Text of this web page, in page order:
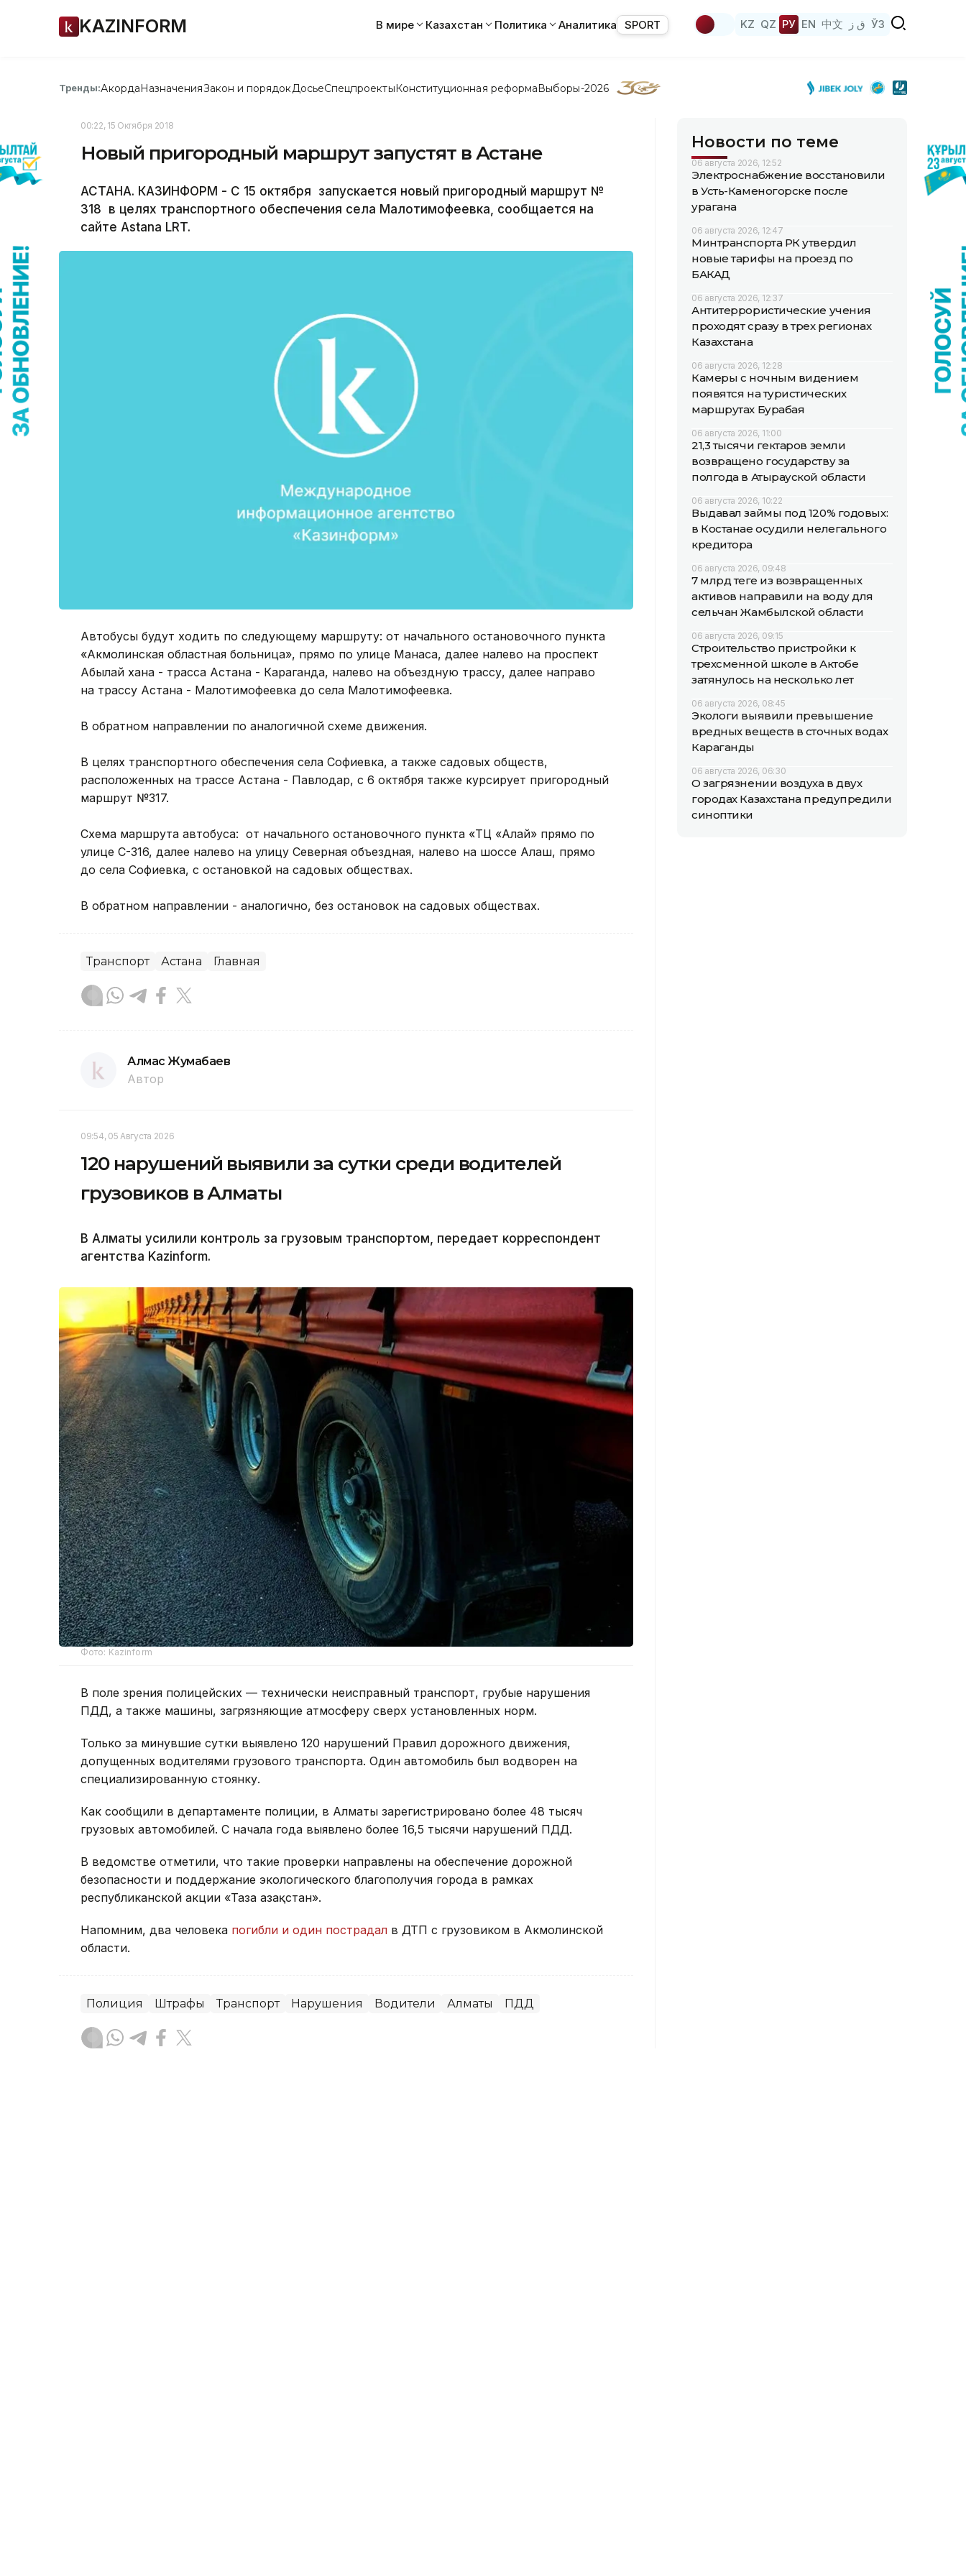
KAZINFORM В мире Казахстан Политика Аналитика SPORT KZ QZ РУ EN 中文 ق ز ЎЗ
Тренды:АкордаНазначенияЗакон и порядок ДосьеСпецпроектыКонституционная реформаВыборы-2026
00:22, 15 Октября 2018
Новый пригородный маршрут запустят в Астане
АСТАНА. КАЗИНФОРМ - С 15 октября запускается новый пригородный маршрут №
318 в целях транспортного обеспечения села Малотимофеевка, сообщается на
сайте Astana LRT.
Автобусы будут ходить по следующему маршруту: от начального остановочного пункта
«Акмолинская областная больница», прямо по улице Манаса, далее налево на проспект
Абылай хана - трасса Астана - Караганда, налево на объездную трассу, далее направо
на трассу Астана - Малотимофеевка до села Малотимофеевка.
В обратном направлении по аналогичной схеме движения.
В целях транспортного обеспечения села Софиевка, а также садовых обществ,
расположенных на трассе Астана - Павлодар, с 6 октября также курсирует пригородный
маршрут №317.
Схема маршрута автобуса: от начального остановочного пункта «ТЦ «Алай» прямо по
улице С-316, далее налево на улицу Северная объездная, налево на шоссе Алаш, прямо
до села Софиевка, с остановкой на садовых обществах.
В обратном направлении - аналогично, без остановок на садовых обществах.
Транспорт Астана Главная
Алмас Жумабаев
Автор
09:54, 05 Августа 2026
120 нарушений выявили за сутки среди водителей
грузовиков в Алматы
В Алматы усилили контроль за грузовым транспортом, передает корреспондент
агентства Kazinform.
Фото: Kazinform
В поле зрения полицейских — технически неисправный транспорт, грубые нарушения
ПДД, а также машины, загрязняющие атмосферу сверх установленных норм.
Только за минувшие сутки выявлено 120 нарушений Правил дорожного движения,
допущенных водителями грузового транспорта. Один автомобиль был водворен на
специализированную стоянку.
Как сообщили в департаменте полиции, в Алматы зарегистрировано более 48 тысяч
грузовых автомобилей. С начала года выявлено более 16,5 тысячи нарушений ПДД.
В ведомстве отметили, что такие проверки направлены на обеспечение дорожной
безопасности и поддержание экологического благополучия города в рамках
республиканской акции «Таза Қазақстан».
Напомним, два человека погибли и один пострадал в ДТП с грузовиком в Акмолинской
области.
Полиция Штрафы Транспорт Нарушения Водители Алматы ПДД
Новости по теме
06 августа 2026, 12:52
Электроснабжение восстановили
в Усть-Каменогорске после
урагана
06 августа 2026, 12:47
Минтранспорта РК утвердил
новые тарифы на проезд по
БАКАД
06 августа 2026, 12:37
Антитеррористические учения
проходят сразу в трех регионах
Казахстана
06 августа 2026, 12:28
Камеры с ночным видением
появятся на туристических
маршрутах Бурабая
06 августа 2026, 11:00
21,3 тысячи гектаров земли
возвращено государству за
полгода в Атырауской области
06 августа 2026, 10:22
Выдавал займы под 120% годовых:
в Костанае осудили нелегального
кредитора
06 августа 2026, 09:48
7 млрд теңге из возвращенных
активов направили на воду для
сельчан Жамбылской области
06 августа 2026, 09:15
Строительство пристройки к
трехсменной школе в Актобе
затянулось на несколько лет
06 августа 2026, 08:45
Экологи выявили превышение
вредных веществ в сточных водах
Караганды
06 августа 2026, 06:30
О загрязнении воздуха в двух
городах Казахстана предупредили
синоптики